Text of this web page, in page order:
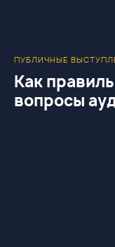
ПУБЛИЧНЫЕ
Как
вопросы